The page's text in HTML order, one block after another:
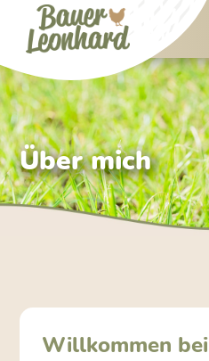
Über mich
Willkommen bei